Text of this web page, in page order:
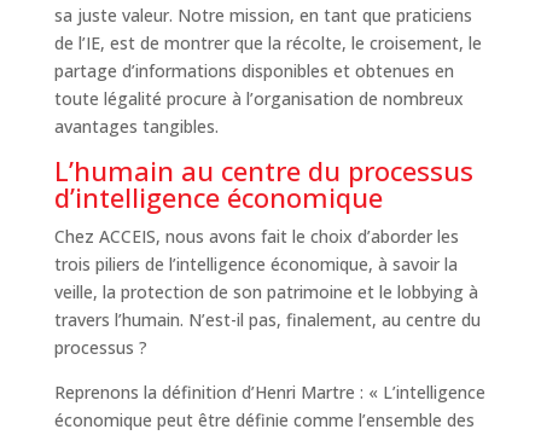
sa juste valeur. Notre mission, en tant que praticiens
de l’IE, est de montrer que la récolte, le croisement, le
partage d’informations disponibles et obtenues en
toute légalité procure à l’organisation de nombreux
avantages tangibles.
L’humain au centre du processus
d’intelligence économique
Chez ACCEIS, nous avons fait le choix d’aborder les
trois piliers de l’intelligence économique, à savoir la
veille, la protection de son patrimoine et le lobbying à
travers l’humain. N’est-il pas, finalement, au centre du
processus ?
Reprenons la définition d’Henri Martre : « L’intelligence
économique peut être définie comme l’ensemble des